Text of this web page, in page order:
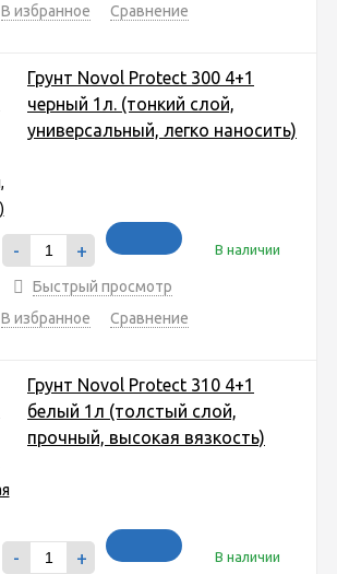
В избранное
Сравнение
Грунт Novol Protect 300 4+1
черный 1л. (тонкий слой,
универсальный, легко наносить)
- + В наличии
Быстрый просмотр
В избранное
Сравнение
Грунт Novol Protect 310 4+1
белый 1л (толстый слой,
прочный, высокая вязкость)
- + В наличии